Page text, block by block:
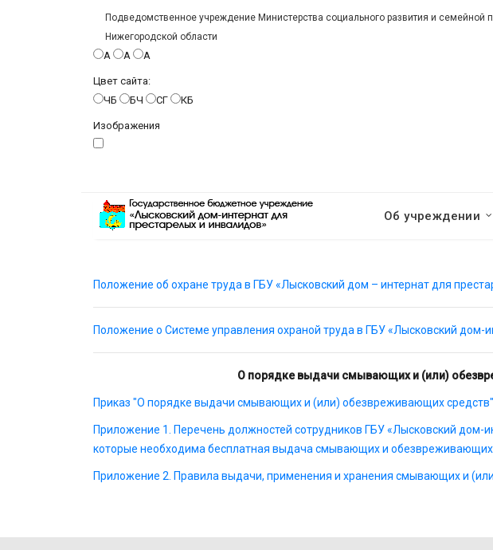
Подведомственное учреждение Министерства социального развития и семейной
Нижегородской области
A
A A
Цвет сайта:
ЧБ
БЧ СГ КБ
Изображения
Об учреждении
Положение об охране труда в ГБУ «Лысковский дом – интернат для
Положение о Системе управления охраной труда в ГБУ «Лысковский дом-
О порядке выдачи смывающих и (или)
Приказ "О порядке выдачи смывающих и (или) обезвреживающих
Приложение 1. Перечень должностей сотрудников ГБУ «Лысковский дом-
которые необходима бесплатная выдача смывающих и обезвреживающих
Приложение 2. Правила выдачи, применения и хранения смывающих и